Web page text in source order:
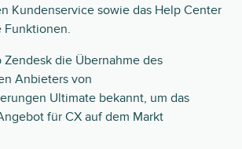
Kundenservice sowie das Help Center
Funktionen.
Zendesk die Übernahme des
Anbieters von
Ultimate bekannt, um das
für CX auf dem Markt